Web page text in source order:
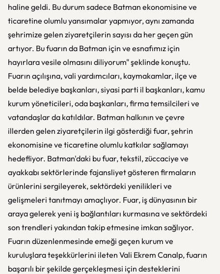
haline geldi. Bu durum sadece Batman ekonomisine ve
ticaretine olumlu yansımalar yapmıyor, aynı zamanda
şehrimize gelen ziyaretçilerin sayısı da her geçen gün
artıyor. Bu fuarın da Batman için ve esnafımız için
hayırlara vesile olmasını diliyorum" şeklinde konuştu.
Fuarın açılışına, vali yardımcıları, kaymakamlar, ilçe ve
belde belediye başkanları, siyasi parti il başkanları, kamu
kurum yöneticileri, oda başkanları, firma temsilcileri ve
vatandaşlar da katıldılar. Batman halkının ve çevre
illerden gelen ziyaretçilerin ilgi gösterdiği fuar, şehrin
ekonomisine ve ticaretine olumlu katkılar sağlamayı
hedefliyor. Batman'daki bu fuar, tekstil, züccaciye ve
ayakkabı sektörlerinde fajansliyet gösteren firmaların
ürünlerini sergileyerek, sektördeki yenilikleri ve
gelişmeleri tanıtmayı amaçlıyor. Fuar, iş dünyasının bir
araya gelerek yeni iş bağlantıları kurmasına ve sektördeki
son trendleri yakından takip etmesine imkan sağlıyor.
Fuarın düzenlenmesinde emeği geçen kurum ve
kuruluşlara teşekkürlerini ileten Vali Ekrem Canalp, fuarın
başarılı bir şekilde gerçekleşmesi için desteklerini